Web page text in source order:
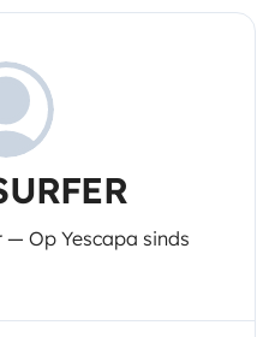
— Op Yescapa sinds